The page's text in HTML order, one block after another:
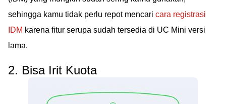
sehingga kamu tidak perlu repot mencari cara registrasi
IDM karena fitur serupa sudah tersedia di UC Mini versi
lama.
2. Bisa Irit Kuota